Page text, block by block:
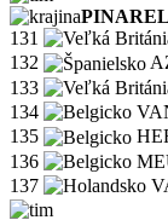
131
132
133
134
135
136
137